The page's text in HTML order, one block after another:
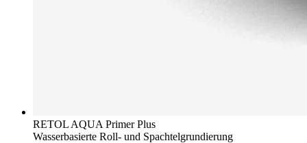
RETOL AQUA Primer Plus
Wasserbasierte Roll- und Spachtelgrundierung